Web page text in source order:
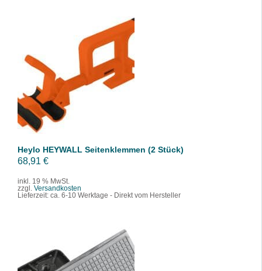
IN DEN WARENKORB
DETAILS
Heylo HEYWALL Seitenklemmen (2 Stück)
68,91 €
inkl. 19 % MwSt.
zzgl. Versandkosten
Lieferzeit: ca. 6-10 Werktage - Direkt vom Hersteller